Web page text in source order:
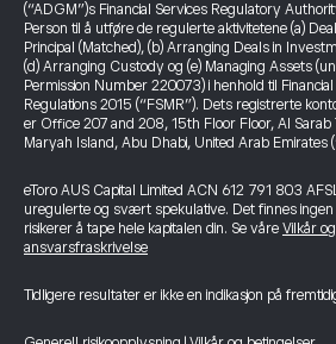
(“ADGM”)s Financial Services Regulatory
Person til å utføre de regulerte aktivitetene (a)
Principal (Matched), (b) Arranging Deals in
(d) Arranging Custody og (e) Managing Assets
Permission Number 220073) i henhold til
Regulations 2015 (“FSMR”). Dets registrerte
er Office 207 and 208, 15th Floor Floor, Al Sarab
Maryah Island, Abu Dhabi, United Arab Emirates
eToro AUS Capital Limited ACN 612 791 803
uregulerte og svært spekulative. Det finnes
risikerer å tape hele kapitalen din. Se våre Vilkår
ansvarsfraskrivelse
Tidligere resultater er ikke en indikasjon på